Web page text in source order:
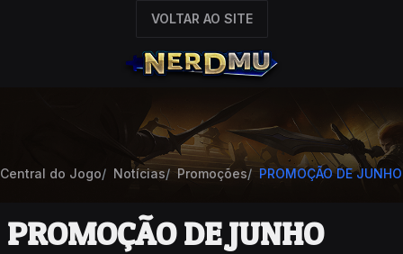
VOLTAR AO SITE
Central do Jogo Notícias Promoções PROMOÇÃO DE JUNHO
PROMOÇÃO DE JUNHO